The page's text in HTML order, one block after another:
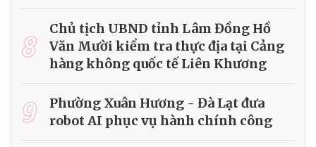
8
Chủ tịch UBND tỉnh Lâm Đồng Hồ
Văn Mười kiểm tra thực địa tại Cảng
hàng không quốc tế Liên Khương
9
Phường Xuân Hương - Đà Lạt đưa
robot AI phục vụ hành chính công